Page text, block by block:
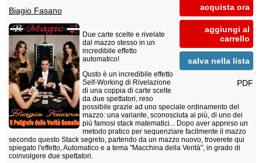
acquista ora
aggiungi al
carrello
salva nella lista
PDF
Biagio Fasano
Due carte scelte e rivelate
dal mazzo stesso in un
incredibile effetto
automatico!
Qusto è un incredibile effetto
Self-Working di Rivelazione
di una coppia di carte scelte
da due spettatori, reso
possibile grazie ad uno speciale ordinamento del
mazzo: una variante, sconosciuta ai più, di uno dei
più famosi stack matematici... Dopo aver appreso un
metodo pratico per sequenziare facilmente il mazzo
secondo questo Stack segreto, partendo da un mazzo nuovo, troverete qui
spiegato l'effetto, Automatico e a tema "Macchina della Verità", in grado di
coinvolgere due spettatori.